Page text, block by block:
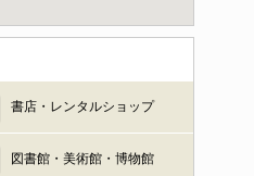
書店・レンタルショップ
図書館・美術館・博物館